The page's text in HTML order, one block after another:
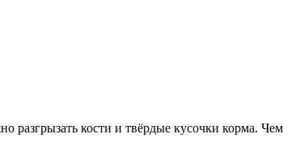
кости и твёрдые кусочки корма. Чем